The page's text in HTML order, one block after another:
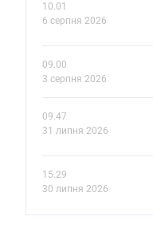
10.01
6 серпня 2026
09.00
3 серпня 2026
09.47
31 липня 2026
15.29
30 липня 2026